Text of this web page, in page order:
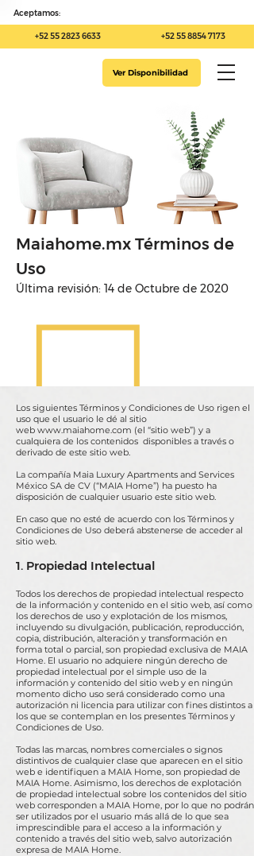
+52 55 2823 6633 +52 55 8854 7173
Aceptamos:
Ver Disponibilidad
Última revisión: 14 de Octubre de 2020
Maiahome.mx Términos de
Uso
Los siguientes Términos y Condiciones de Uso rigen el
uso que el usuario le dé al sitio
web www.maiahome.com (el “sitio web”) y a
cualquiera de los contenidos disponibles a través o
derivado de este sitio web.
La compañía Maia Luxury Apartments and Services
México SA de CV (“MAIA Home”) ha puesto ha
disposición de cualquier usuario este sitio web.
En caso que no esté de acuerdo con los Términos y
Condiciones de Uso deberá abstenerse de acceder al
sitio web.
1. Propiedad Intelectual
Todos los derechos de propiedad intelectual respecto
de la información y contenido en el sitio web, así como
los derechos de uso y explotación de los mismos,
incluyendo su divulgación, publicación, reproducción,
copia, distribución, alteración y transformación en
forma total o parcial, son propiedad exclusiva de MAIA
Home. El usuario no adquiere ningún derecho de
propiedad intelectual por el simple uso de la
información y contenido del sitio web y en ningún
momento dicho uso será considerado como una
autorización ni licencia para utilizar con fines distintos a
los que se contemplan en los presentes Términos y
Condiciones de Uso.
Todas las marcas, nombres comerciales o signos
distintivos de cualquier clase que aparecen en el sitio
web e identifiquen a MAIA Home, son propiedad de
MAIA Home. Asimismo, los derechos de explotación
de propiedad intelectual sobre los contenidos del sitio
web corresponden a MAIA Home, por lo que no podrán
ser utilizados por el usuario más allá de lo que sea
imprescindible para el acceso a la información y
contenido a través del sitio web, salvo autorización
expresa de MAIA Home.